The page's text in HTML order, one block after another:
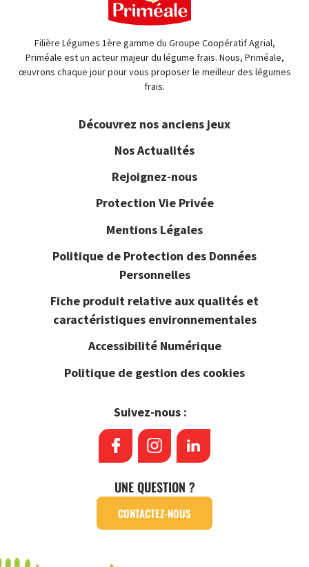
Filière Légumes 1ère gamme du Groupe Coopératif Agrial,
Priméale est un acteur majeur du légume frais. Nous, Priméale,
œuvrons chaque jour pour vous proposer le meilleur des légumes
frais.
Découvrez nos anciens jeux
Nos Actualités
Rejoignez-nous
Protection Vie Privée
Mentions Légales
Politique de Protection des Données
Personnelles
Fiche produit relative aux qualités et
caractéristiques environnementales
Accessibilité Numérique
Politique de gestion des cookies
Suivez-nous :
UNE QUESTION ?
CONTACTEZ-NOUS